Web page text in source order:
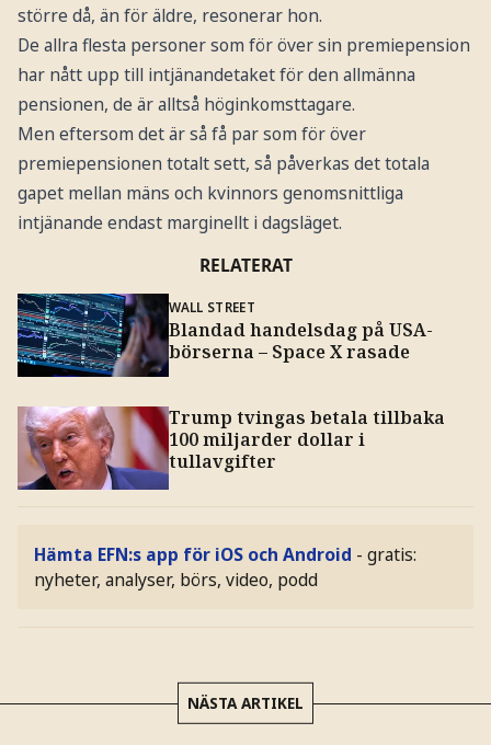
större då, än för äldre, resonerar hon.
De allra flesta personer som för över sin premiepension
har nått upp till intjänandetaket för den allmänna
pensionen, de är alltså höginkomsttagare.
Men eftersom det är så få par som för över
premiepensionen totalt sett, så påverkas det totala
gapet mellan mäns och kvinnors genomsnittliga
intjänande endast marginellt i dagsläget.
RELATERAT
WALL STREET
Blandad handelsdag på USA-
börserna – Space X rasade
Trump tvingas betala tillbaka
100 miljarder dollar i
tullavgifter
Hämta EFN:s app för iOS och Android - gratis:
nyheter, analyser, börs, video, podd
NÄSTA ARTIKEL